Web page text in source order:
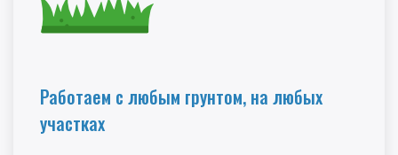
Работаем с любым грунтом, на любых
участках